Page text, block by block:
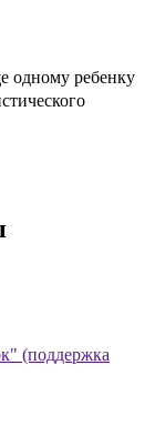
одному ребенку
(поддержка